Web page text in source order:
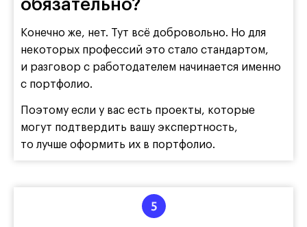
обязательно?
Конечно же, нет. Тут всё добровольно. Но для
некоторых профессий это стало стандартом,
и разговор с работодателем начинается именно
с портфолио.
Поэтому если у вас есть проекты, которые
могут подтвердить вашу экспертность,
то лучше оформить их в портфолио.